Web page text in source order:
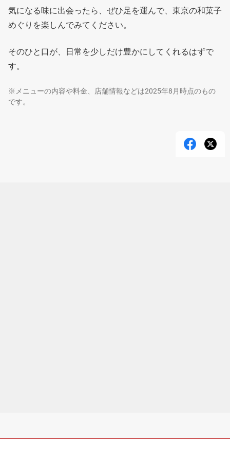
気になる味に出会ったら、ぜひ足を運んで、東京の和菓子
めぐりを楽しんでみてください。
そのひと口が、日常を少しだけ豊かにしてくれるはずで
す。
※メニューの内容や料金、店舗情報などは2025年8月時点のもの
です。